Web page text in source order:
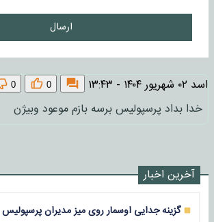
ارسال
اسد ۰۲ شهریور ۱۴۰۴ - ۱۳:۴۳ 0
0
خدا بداد پرسپولیس برسه بازم موعود وبیژن
آخرین اخبار
گزینه جدایی اوسمار روی میز مدیران پرسپولیس